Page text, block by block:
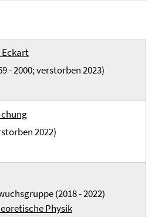
Eckart
- 2000; verstorben 2023)
chung
2022)
(2018 - 2022)
Physik